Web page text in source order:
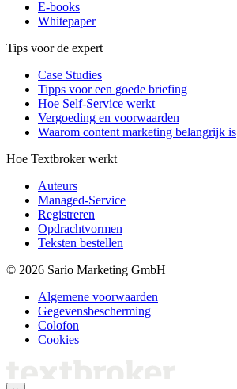
E-books
Whitepaper
Tips voor de expert
Case Studies
Tipps voor een goede briefing
Hoe Self-Service werkt
Vergoeding en voorwaarden
Waarom content marketing belangrijk is
Hoe Textbroker werkt
Auteurs
Managed-Service
Registreren
Opdrachtvormen
Teksten bestellen
© 2026 Sario Marketing GmbH
Algemene voorwaarden
Gegevensbescherming
Colofon
Cookies